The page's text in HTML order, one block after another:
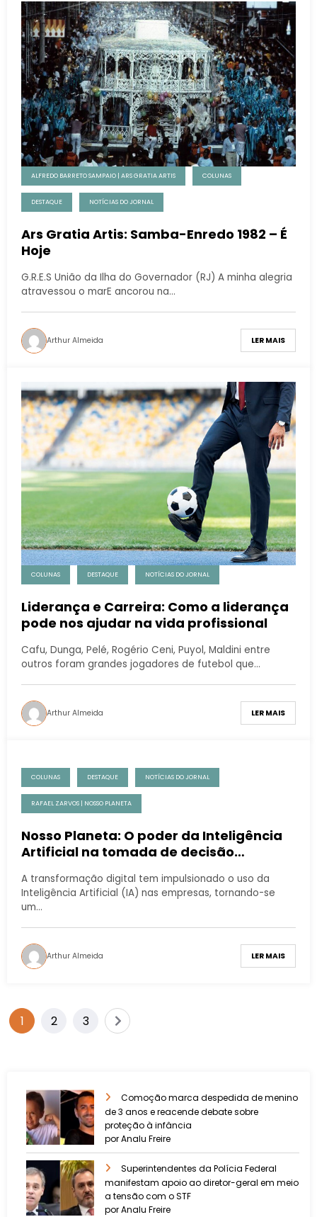
ALFREDO BARRETO SAMPAIO | ARS GRATIA ARTIS COLUNAS
DESTAQUE NOTÍCIAS DO JORNAL
Ars Gratia Artis: Samba-Enredo 1982 – É
Hoje
G.R.E.S União da Ilha do Governador (RJ) A minha alegria
atravessou o marE ancorou na…
Arthur Almeida LER MAIS
COLUNAS DESTAQUE NOTÍCIAS DO JORNAL
Liderança e Carreira: Como a liderança
pode nos ajudar na vida profissional
Cafu, Dunga, Pelé, Rogério Ceni, Puyol, Maldini entre
outros foram grandes jogadores de futebol que…
Arthur Almeida LER MAIS
COLUNAS DESTAQUE NOTÍCIAS DO JORNAL
RAFAEL ZARVOS | NOSSO PLANETA
Nosso Planeta: O poder da Inteligência
Artificial na tomada de decisão
A transformação digital tem impulsionado o uso da
Inteligência Artificial (IA) nas empresas, tornando-se
um…
Arthur Almeida LER MAIS
1 2 3
Comoção marca despedida de menino
de 3 anos e reacende debate sobre
proteção à infância
por Analu Freire
Superintendentes da Polícia Federal
manifestam apoio ao diretor-geral em meio
a tensão com o STF
por Analu Freire